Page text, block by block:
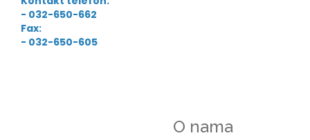
- 032-650-662
Fax:
- 032-650-605
O nama